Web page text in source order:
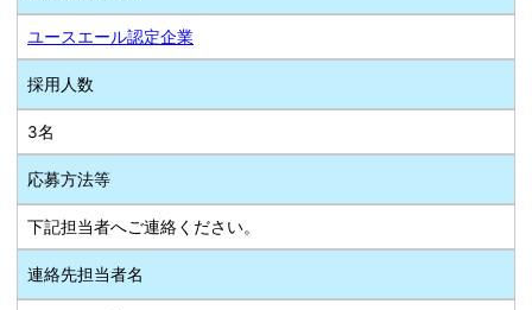
ユースエール認定企業
採用人数
3名
応募方法等
下記担当者へご連絡ください。
連絡先担当者名